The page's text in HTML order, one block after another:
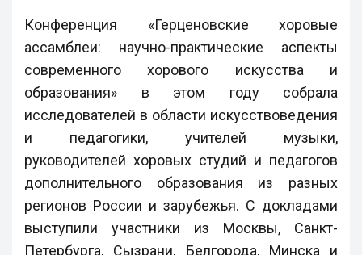
Конференция «Герценовские хоровые
ассамблеи: научно-практические аспекты
современного хорового искусства и
образования» в этом году собрала
исследователей в области искусствоведения
и педагогики, учителей музыки,
руководителей хоровых студий и педагогов
дополнительного образования из разных
регионов России и зарубежья. С докладами
выступили участники из Москвы, Санкт-
Петербурга, Сызрани, Белгорода, Минска и